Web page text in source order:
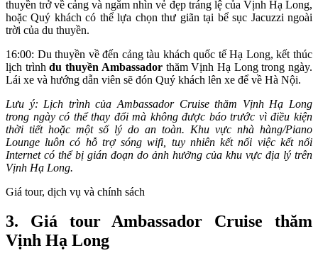
thuyền trở về cảng và ngắm nhìn vẻ đẹp tráng lệ của Vịnh Hạ Long,
hoặc Quý khách có thể lựa chọn thư giãn tại bể sục Jacuzzi ngoài
trời của du thuyền.
16:00: Du thuyền về đến cảng tàu khách quốc tế Hạ Long, kết thúc
lịch trìnhdu thuyền Ambassadorthăm Vịnh Hạ Long trong ngày.
Lái xe và hướng dẫn viên sẽ đón Quý khách lên xe để về Hà Nội.
Lưu ý: Lịch trình của Ambassador Cruise thăm Vịnh Hạ Long
trong ngày có thể thay đổi mà không được báo trước vì điều kiện
thời tiết hoặc một số lý do an toàn. Khu vực nhà hàng/Piano
Lounge luôn có hỗ trợ sóng wifi, tuy nhiên kết nối việc kết nối
Internet có thể bị gián đoạn do ảnh hưởng của khu vực địa lý trên
Vịnh Hạ Long.
Giá tour, dịch vụ và chính sách
3. Giá tour Ambassador Cruise thăm
Vịnh Hạ Long